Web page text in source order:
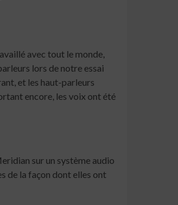
avec tout le monde,
lors de notre essai
et les haut-parleurs
encore, les voix ont été
sur un système audio
de la façon dont elles ont